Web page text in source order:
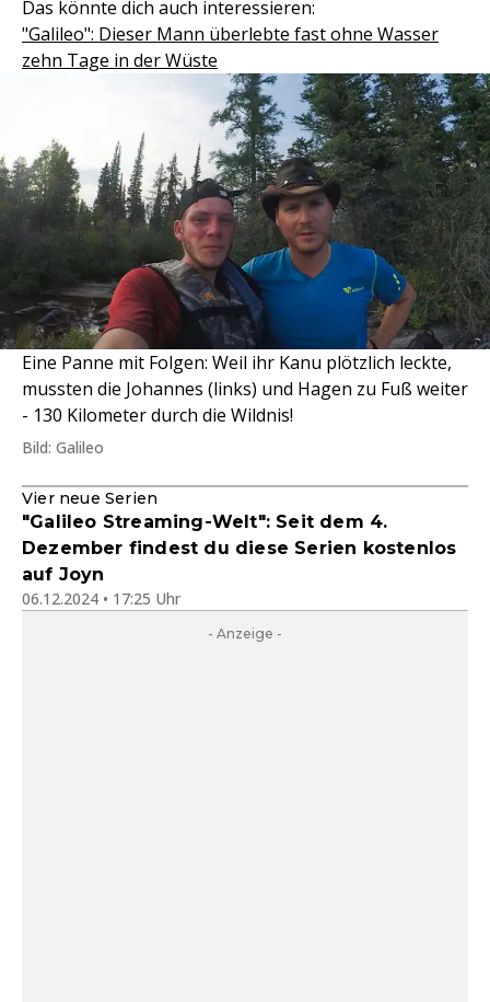
Das könnte dich auch interessieren:
"Galileo": Dieser Mann überlebte fast ohne Wasser
zehn Tage in der Wüste
Eine Panne mit Folgen: Weil ihr Kanu plötzlich leckte,
mussten die Johannes (links) und Hagen zu Fuß weiter
- 130 Kilometer durch die Wildnis!
Bild: Galileo
Vier neue Serien
"Galileo Streaming-Welt": Seit dem 4.
Dezember findest du diese Serien kostenlos
auf Joyn
06.12.2024 • 17:25 Uhr
- Anzeige -